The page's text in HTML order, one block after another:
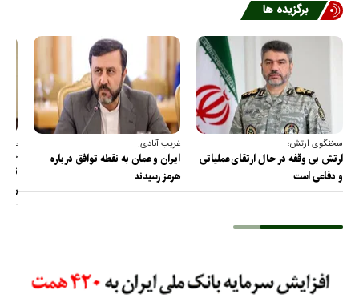
برگزیده ها
سخنگوی ارتش؛
ارتش بی وقفه در حال ارتقای عملیاتی
و دفاعی است
غریب آبادی:
ایران و عمان به نقطه توافق درباره
هرمز رسیدند
عضو
را